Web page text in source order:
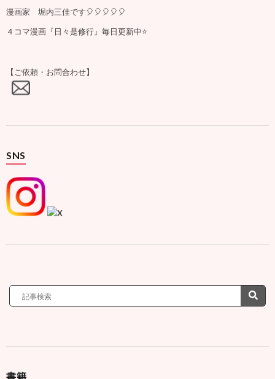
漫画家 堀内三佳です🎈🎈🎈🎈🎈
４コマ漫画『日々是修行』毎日更新中⭐️
【ご依頼・お問合わせ】
SNS
書籍